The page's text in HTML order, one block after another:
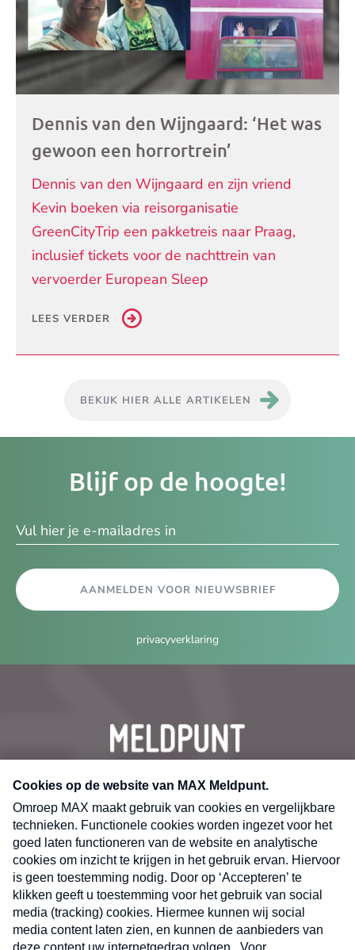
Dennis van den Wijngaard: ‘Het was
gewoon een horrortrein’
Dennis van den Wijngaard en zijn vriend
Kevin boeken via reisorganisatie
GreenCityTrip een pakketreis naar Praag,
inclusief tickets voor de nachttrein van
vervoerder European Sleep
LEES VERDER
BEKIJK HIER ALLE ARTIKELEN
Blijf op de hoogte!
AANMELDEN VOOR NIEUWSBRIEF
privacyverklaring
CONTACT
Volg ons op